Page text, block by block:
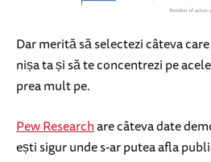
Dar merită să selectezi câteva
nișa ta și să te concentrezi pe
prea mult pe.
Pew Researchare câteva date
ești sigur unde s-ar putea afla